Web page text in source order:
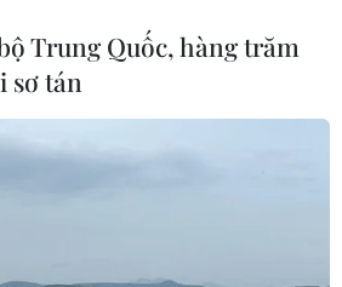
tác động tích
doanh của
Trung Quốc, hàng trăm
sơ tán